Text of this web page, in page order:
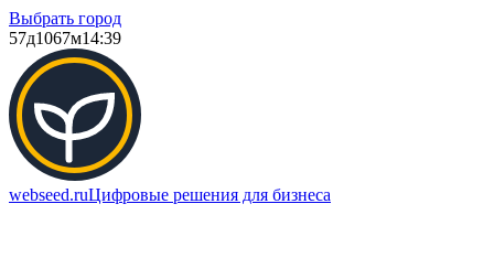
Выбрать город
57д1067м14:39
webseed.ruЦифровые решения для бизнеса